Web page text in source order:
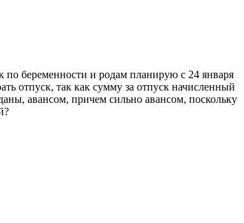
по беременности и родам планирую с 24 января
отпуск, так как сумму за отпуск начисленный
авансом, причем сильно авансом, поскольку